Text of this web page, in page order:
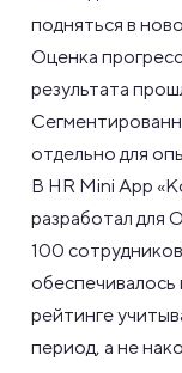
подняться в
Оценка
результата
отдельно для
В HR Mini App
разработал для
100
рейтинге
период, а не